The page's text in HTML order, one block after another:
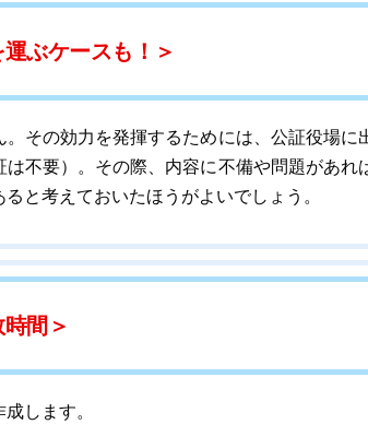
ぶケースも！＞
その効力を発揮するためには、公証役場に
不要）。その際、内容に不備や問題があれ
と考えておいたほうがよいでしょう。
間＞
します。